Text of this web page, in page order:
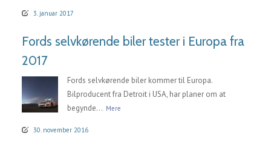
3. januar 2017
Fords selvkørende biler tester i Europa fra
2017
Fords selvkørende biler kommer til Europa.
Bilproducent fra Detroit i USA, har planer om at
begynde... Mere
30. november 2016